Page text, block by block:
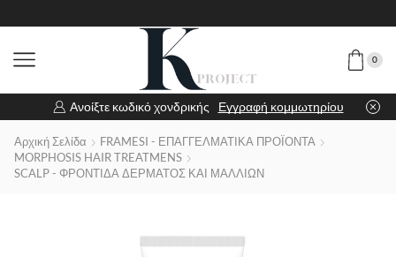
0
Ανοίξτε κωδικό χονδρικής Εγγραφή κομμωτηρίου
Αρχική Σελίδα
FRAMESI - ΕΠΑΓΓΕΛΜΑΤΙΚΑ ΠΡΟΪΟΝΤΑ
MORPHOSIS HAIR TREATMENS
SCALP - ΦΡΟΝΤΙΔΑ ΔΕΡΜΑΤΟΣ ΚΑΙ ΜΑΛΛΙΩΝ